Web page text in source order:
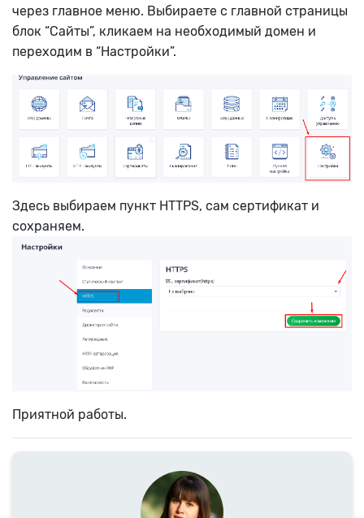
через главное меню. Выбираете с главной страницы
блок “Сайты”, кликаем на необходимый домен и
переходим в “Настройки”.
Здесь выбираем пункт HTTPS, сам сертификат и
сохраняем.
Приятной работы.